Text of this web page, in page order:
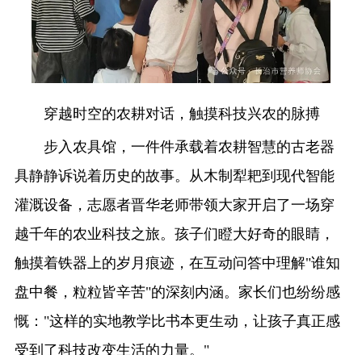
穿越时空的农耕对话，触摸科技兴农的脉搏
步入农具馆，一件件承载着农耕智慧的古老器
具静静诉说着历史的故事。从木制犁耙到现代智能
灌溉设备，志愿者晋华老师带领大家开启了一场穿
越千年的农业科技之旅。孩子们瞪大好奇的眼睛，
触摸着铁器上的岁月痕迹，在互动问答中理解"谁知
盘中餐，粒粒皆辛苦"的深刻内涵。家长们也纷纷感
慨："这样的实地教学比书本更生动，让孩子真正感
受到了科技改变生活的力量。"